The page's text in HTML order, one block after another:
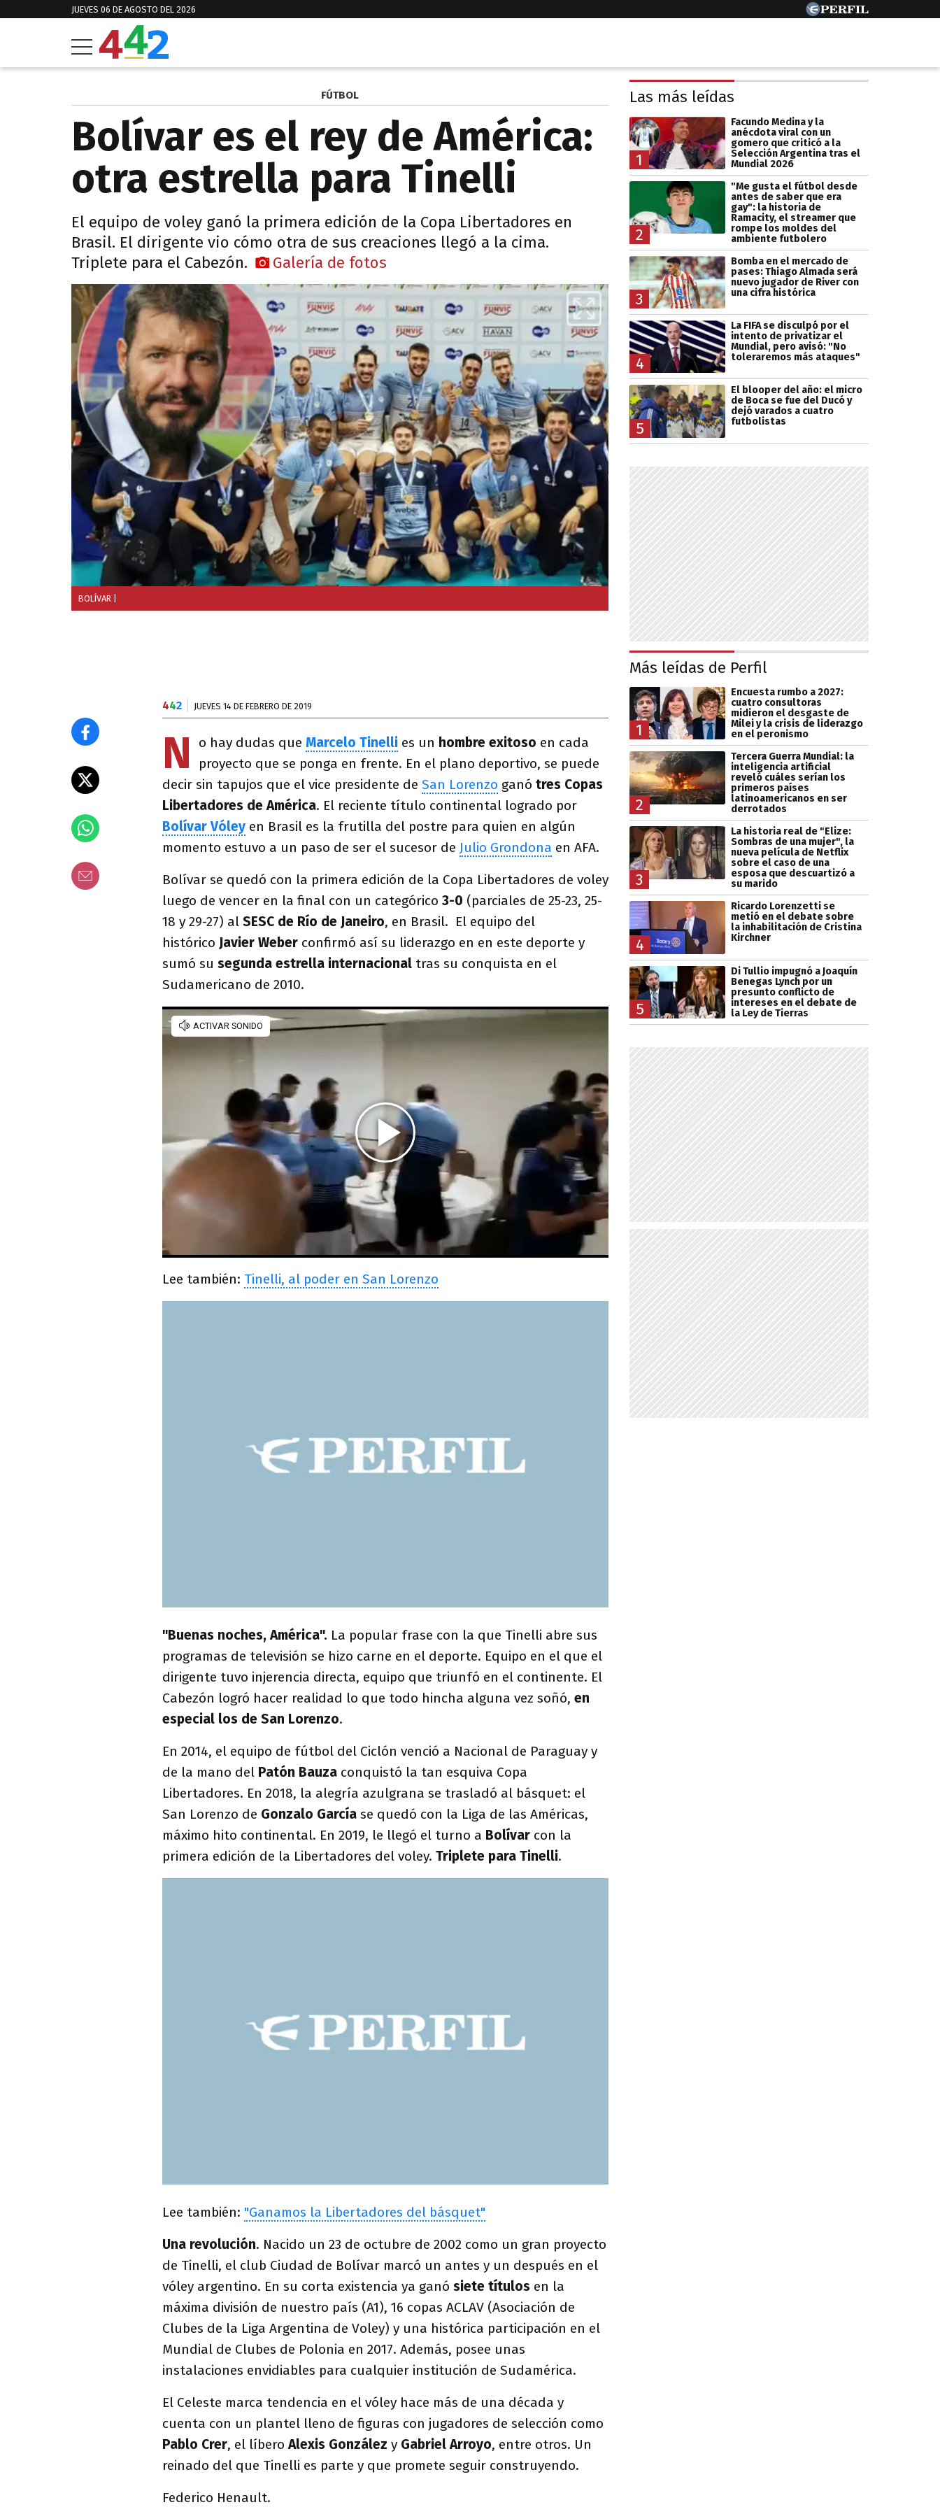
JUEVES 06 DE AGOSTO DEL 2026
FÚTBOL
Bolívar es el rey de América:
otra estrella para Tinelli
El equipo de voley ganó la primera edición de la Copa Libertadores en
Brasil. El dirigente vio cómo otra de sus creaciones llegó a la cima.
Triplete para el Cabezón.
Galería de fotos
BOLÍVAR
442 JUEVES 14 DE FEBRERO DE 2019
N o hay dudas que Marcelo Tinelli es un hombre exitoso en cada
proyecto que se ponga en frente. En el plano deportivo, se puede
decir sin tapujos que el vice presidente de San Lorenzo ganó tres Copas
Libertadores de América. El reciente título continental logrado por
Bolívar Vóley en Brasil es la frutilla del postre para quien en algún
momento estuvo a un paso de ser el sucesor de Julio Grondona en AFA.
Bolívar se quedó con la primera edición de la Copa Libertadores de voley
luego de vencer en la final con un categórico 3-0 (parciales de 25-23, 25-
18 y 29-27) al SESC de Río de Janeiro, en Brasil. El equipo del
histórico Javier Weber confirmó así su liderazgo en en este deporte y
sumó su segunda estrella internacional tras su conquista en el
Sudamericano de 2010.
Lee también: Tinelli, al poder en San Lorenzo
"Buenas noches, América". La popular frase con la que Tinelli abre sus
programas de televisión se hizo carne en el deporte. Equipo en el que el
dirigente tuvo injerencia directa, equipo que triunfó en el continente. El
Cabezón logró hacer realidad lo que todo hincha alguna vez soñó, en
especial los de San Lorenzo.
En 2014, el equipo de fútbol del Ciclón venció a Nacional de Paraguay y
de la mano del Patón Bauza conquistó la tan esquiva Copa
Libertadores. En 2018, la alegría azulgrana se trasladó al básquet: el
San Lorenzo de Gonzalo García se quedó con la Liga de las Américas,
máximo hito continental. En 2019, le llegó el turno a Bolívar con la
primera edición de la Libertadores del voley. Triplete para Tinelli.
Lee también: "Ganamos la Libertadores del básquet"
Una revolución. Nacido un 23 de octubre de 2002 como un gran proyecto
de Tinelli, el club Ciudad de Bolívar marcó un antes y un después en el
vóley argentino. En su corta existencia ya ganó siete títulos en la
máxima división de nuestro país (A1), 16 copas ACLAV (Asociación de
Clubes de la Liga Argentina de Voley) y una histórica participación en el
Mundial de Clubes de Polonia en 2017. Además, posee unas
instalaciones envidiables para cualquier institución de Sudamérica.
El Celeste marca tendencia en el vóley hace más de una década y
cuenta con un plantel lleno de figuras con jugadores de selección como
Pablo Crer, el líberoAlexis González y Gabriel Arroyo, entre otros. Un
reinado del que Tinelli es parte y que promete seguir construyendo.
Federico Henault.
Las más leídas
1
Facundo Medina y la
anécdota viral con un
gomero que criticó a la
Selección Argentina tras el
Mundial 2026
2
"Me gusta el fútbol desde
antes de saber que era
gay": la historia de
Ramacity, el streamer que
rompe los moldes del
ambiente futbolero
3
Bomba en el mercado de
pases: Thiago Almada será
nuevo jugador de River con
una cifra histórica
4
La FIFA se disculpó por el
intento de privatizar el
Mundial, pero avisó: "No
toleraremos más ataques"
5
El blooper del año: el micro
de Boca se fue del Ducó y
dejó varados a cuatro
futbolistas
Más leídas de Perfil
1
Encuesta rumbo a 2027:
cuatro consultoras
midieron el desgaste de
Milei y la crisis de liderazgo
en el peronismo
2
Tercera Guerra Mundial: la
inteligencia artificial
reveló cuáles serían los
primeros países
latinoamericanos en ser
derrotados
3
La historia real de "Elize:
Sombras de una mujer", la
nueva película de Netflix
sobre el caso de una
esposa que descuartizó a
su marido
4
Ricardo Lorenzetti se
metió en el debate sobre
la inhabilitación de Cristina
Kirchner
5
Di Tullio impugnó a Joaquín
Benegas Lynch por un
presunto conflicto de
intereses en el debate de
la Ley de Tierras